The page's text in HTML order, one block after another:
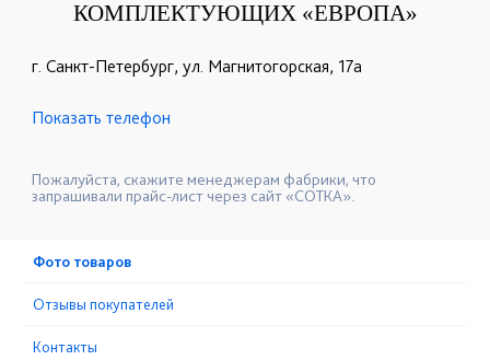
КОМПЛЕКТУЮЩИХ «ЕВРОПА»
г. Санкт-Петербург, ул. Магнитогорская, 17а
☎+7 (812) 407-38-25
Показать телефон
Пожалуйста, скажите менеджерам фабрики, что
запрашивали прайс-лист через сайт «СОТКА».
Фото товаров
Отзывы покупателей
Контакты